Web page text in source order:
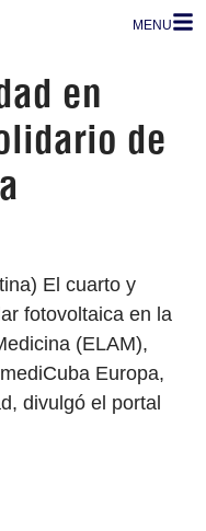
MENU
en
de
El cuarto y
fotovoltaica en la
(ELAM),
Europa,
divulgó el portal